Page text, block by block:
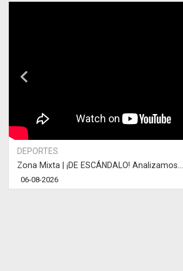
DEPORTES
Zona Mixta | ¡DE ESCÁNDALO! Analizamos...
06-08-2026